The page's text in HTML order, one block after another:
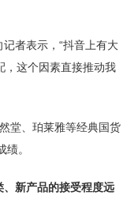
者表示，“抖音上有大
，这个因素直接推动我
堂、珀莱雅等经典国货
。
新产品的接受程度远